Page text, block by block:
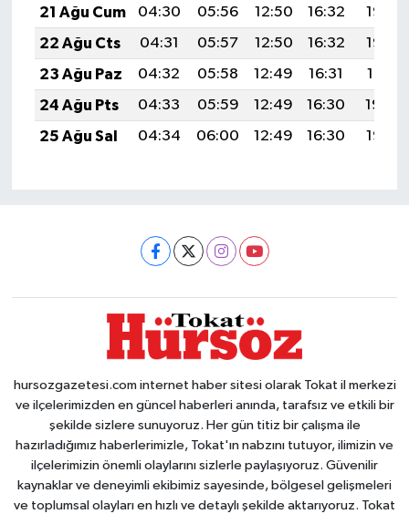
21 Ağu Cum
04:30 05:56 12:50 16:32
19:33
22 Ağu Cts
04:31 05:57 12:50 16:32
19:32
23 Ağu Paz
04:32 05:58 12:49 16:31
19:31
24 Ağu Pts
04:33 05:59 12:49 16:30
19:29
25 Ağu Sal
04:34 06:00 12:49 16:30 19:28
hursozgazetesi.com internet haber sitesi olarak Tokat il merkezi
ve ilçelerimizden en güncel haberleri anında, tarafsız ve etkili bir
şekilde sizlere sunuyoruz. Her gün titiz bir çalışma ile
hazırladığımız haberlerimizle, Tokat'ın nabzını tutuyor, ilimizin ve
ilçelerimizin önemli olaylarını sizlerle paylaşıyoruz. Güvenilir
kaynaklar ve deneyimli ekibimiz sayesinde, bölgesel gelişmeleri
ve toplumsal olayları en hızlı ve detaylı şekilde aktarıyoruz. Tokat